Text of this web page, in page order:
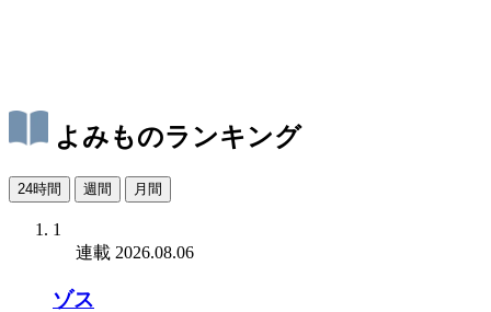
よみものランキング
24時間 週間 月間
1
連載 2026.08.06
ゾス